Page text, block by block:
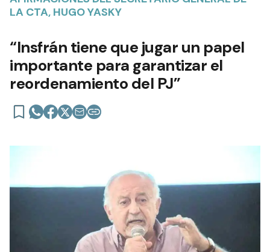
LA CTA, HUGO YASKY
“Insfrán tiene que jugar un papel
importante para garantizar el
reordenamiento del PJ”